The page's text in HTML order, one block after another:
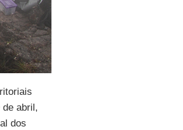
abril,
dos